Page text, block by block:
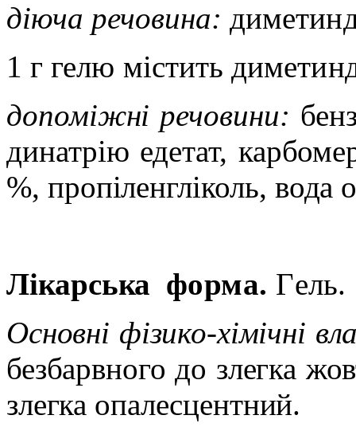
діюча речовина:
1 г гелю містить
допоміжні речовини:
динатрію едетат,
%, пропіленгліколь, вода
Лікарська форма. Гель.
Основні фізико-хімічні
безбарвного до злегка
злегка опалесцентний.